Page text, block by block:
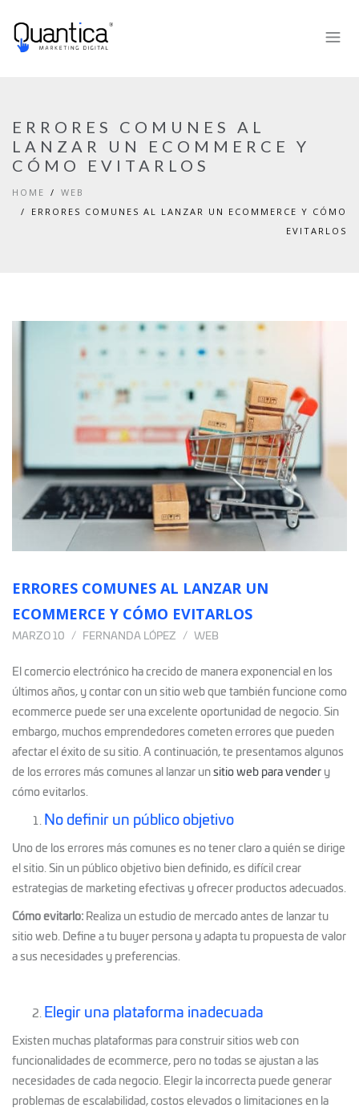
ERRORES COMUNES AL
LANZAR UN ECOMMERCE Y
CÓMO EVITARLOS
HOME
WEB
ERRORES COMUNES AL LANZAR UN ECOMMERCE Y CÓMO
EVITARLOS
ERRORES COMUNES AL LANZAR UN
ECOMMERCE Y CÓMO EVITARLOS
MARZO 10 FERNANDA LÓPEZ WEB
El comercio electrónico ha crecido de manera exponencial en los
últimos años, y contar con un sitio web que también funcione como
ecommerce puede ser una excelente oportunidad de negocio. Sin
embargo, muchos emprendedores cometen errores que pueden
afectar el éxito de su sitio. A continuación, te presentamos algunos
de los errores más comunes al lanzar un sitio web para vender y
cómo evitarlos.
No definir un público objetivo
Uno de los errores más comunes es no tener claro a quién se dirige
el sitio. Sin un público objetivo bien definido, es difícil crear
estrategias de marketing efectivas y ofrecer productos adecuados.
Cómo evitarlo: Realiza un estudio de mercado antes de lanzar tu
sitio web. Define a tu buyer persona y adapta tu propuesta de valor
a sus necesidades y preferencias.
Elegir una plataforma inadecuada
Existen muchas plataformas para construir sitios web con
funcionalidades de ecommerce, pero no todas se ajustan a las
necesidades de cada negocio. Elegir la incorrecta puede generar
problemas de escalabilidad, costos elevados o limitaciones en la